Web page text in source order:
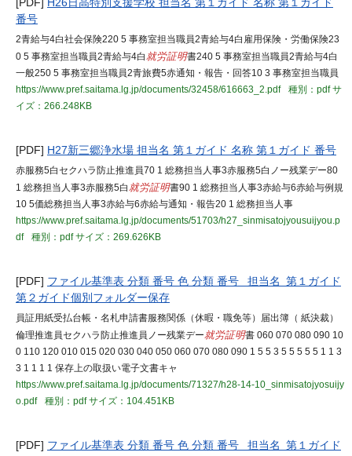
番号
2青給与4白社会保険220 5 事務室担当職員2青給与4白雇用保険・労働保険23
0 5 事務室担当職員2青給与4白就労証明書240 5 事務室担当職員2青給与4白
一般250 5 事務室担当職員2青旅費5赤通知・報告・回答10 3 事務室担当職員
https://www.pref.saitama.lg.jp/documents/32458/616663_2.pdf
種別：pdfサ
イズ：266.248KB
[PDF] H27新三郷浄水場 担当名 第１ガイド 名称 第１ガイド 番号
赤服務5白セクハラ防止推進員70 1 総務担当人事3赤服務5白ノー残業デー80
1 総務担当人事3赤服務5白就労証明書90 1 総務担当人事3赤給与6赤給与例規
10 5価総務担当人事3赤給与6赤給与通知・報告20 1 総務担当人事
https://www.pref.saitama.lg.jp/documents/51703/h27_sinmisatojyousuijyou.p
df
種別：pdfサイズ：269.626KB
[PDF] ファイル基準表 分類 番号 色 分類 番号 担当名 第１ガイド
第２ガイド個別フォルダー保存
員証用紙受払台帳・名札申請書服務関係（休暇・職免等）届出簿（ 紙決裁）
倫理推進員セクハラ防止推進員ノー残業デー就労証明書 060 070 080 090 10
0 110 120 010 015 020 030 040 050 060 070 080 090 1 5 5 3 5 5 5 5 5 1 1 3
3 1 1 1 1 保存上の取扱い電子文書キャ
https://www.pref.saitama.lg.jp/documents/71327/h28-14-10_sinmisatojyosuijy
o.pdf
種別：pdfサイズ：104.451KB
[PDF] ファイル基準表 分類 番号 色 分類 番号 担当名 第１ガイド